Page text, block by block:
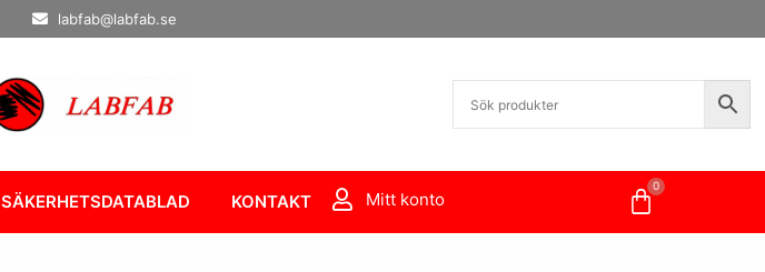
labfab@labfab.se
SÄKERHETSDATABLAD KONTAKT Mitt konto
0
Varukorg